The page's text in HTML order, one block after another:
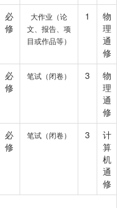
必
修
大作业（论
文、报告、项
目或作品等）
1
物
理
通
修
必
修
笔试（闭卷） 3
物
理
通
修
必
修
笔试（闭卷） 3
计
算
机
通
修